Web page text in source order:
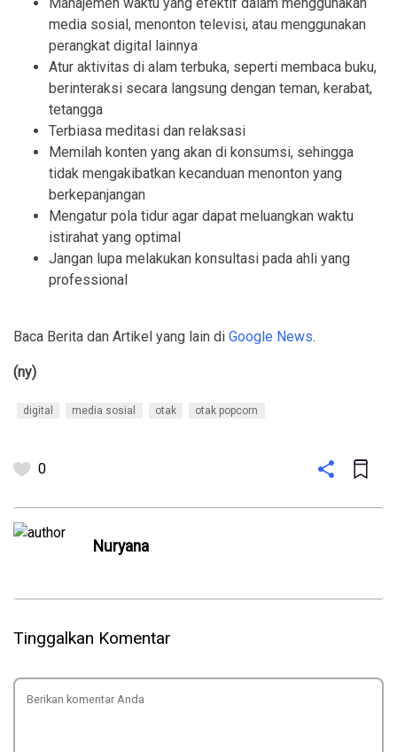
media sosial, menonton televisi, atau menggunakan
perangkat digital lainnya
Atur aktivitas di alam terbuka, seperti membaca buku,
berinteraksi secara langsung dengan teman, kerabat,
tetangga
Terbiasa meditasi dan relaksasi
Memilah konten yang akan di konsumsi, sehingga
tidak mengakibatkan kecanduan menonton yang
berkepanjangan
Mengatur pola tidur agar dapat meluangkan waktu
istirahat yang optimal
Jangan lupa melakukan konsultasi pada ahli yang
professional
Baca Berita dan Artikel yang lain di Google News.
(ny)
digital media sosial otak otak popcorn
0
Nuryana
Tinggalkan Komentar